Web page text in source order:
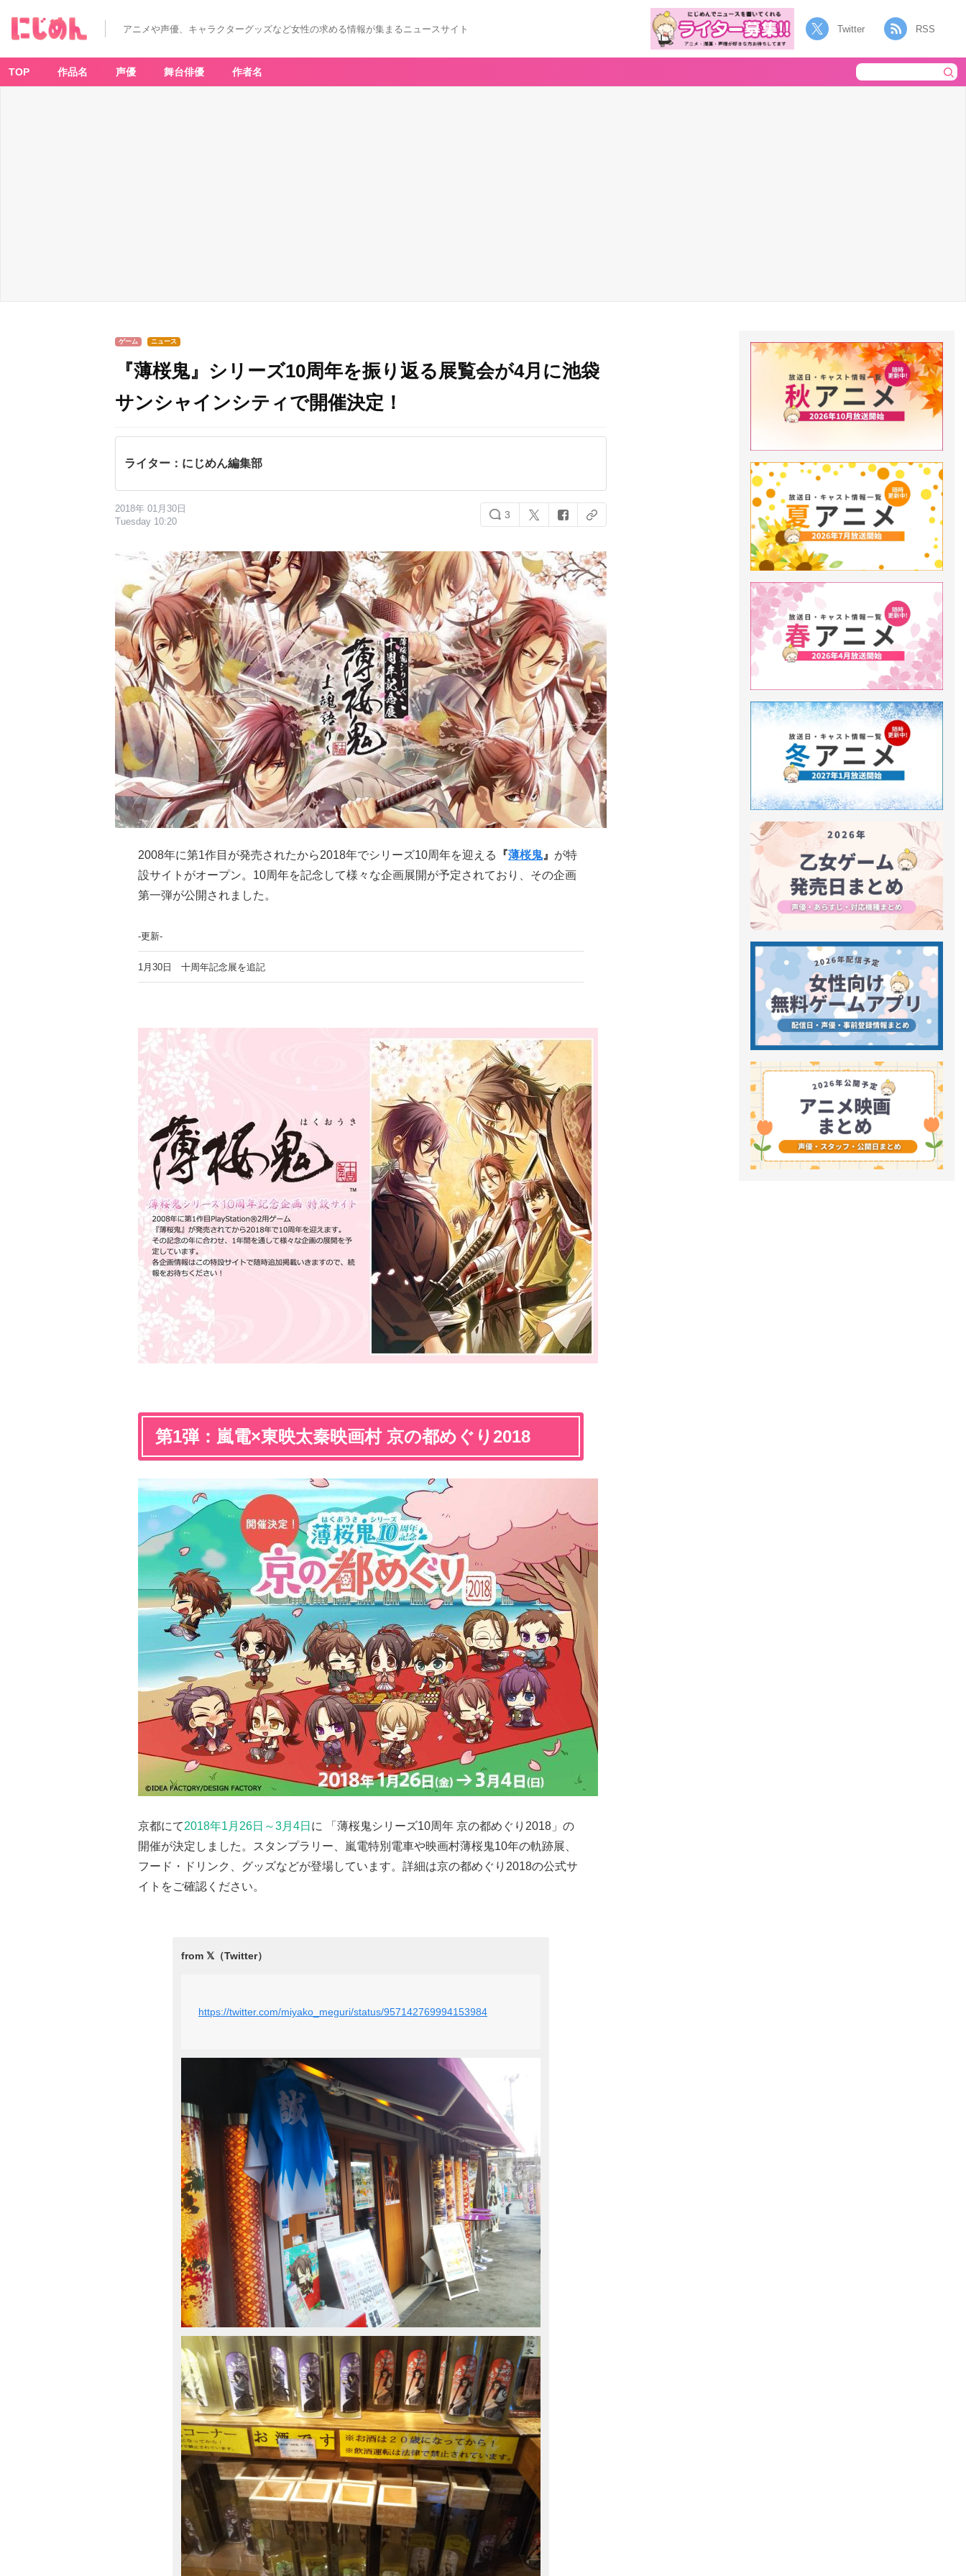
アニメや声優、キャラクターグッズなど女性の求める情報が集まるニュースサイト Twitter RSS
TOP 作品名 声優 舞台俳優 作者名
ゲーム ニュース
『薄桜鬼』シリーズ10周年を振り返る展覧会​が4月に池袋
サンシャインシティ​で開催決定！
ライター：にじめん編集部
2018年 01月30日
Tuesday 10:20
3
2008年に第1作目が発売されたから2018年でシリーズ10周年を迎える 『薄桜鬼』 が特
設サイトがオープン。10周年を記念して様々な企画展開が予定されており、その企画
第一弾が公開されました。
-更新-
1月30日 十周年記念展を追記
第1弾：嵐電×東映太秦映画村 京の都めぐり2018
京都にて2018年1月26日～3月4日 に 「薄桜鬼シリーズ10周年 京の都めぐり2018」の
開催が決定しました。スタンプラリー、嵐電特別電車や映画村薄桜鬼10年の軌跡展、
フード・ドリンク、グッズなどが登場しています。詳細は京の都めぐり2018の公式サ
イトをご確認ください。
https://twitter.com/miyako_meguri/status/957142769994153984